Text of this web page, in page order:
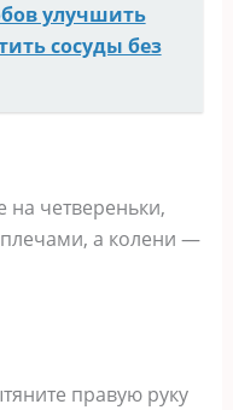
улучшить
сосуды без
на четвереньки,
а колени —
правую руку